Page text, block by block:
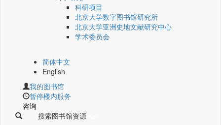
科研项目
北京大学数字图书馆研究所
北京大学亚洲史地文献研究中心
学术委员会
简体中文
English
我的图书馆
暂停楼内服务
咨询
搜索图书馆资源